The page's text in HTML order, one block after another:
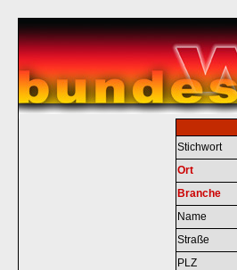
Stichwort
Ort
Branche
Name
Straße
PLZ